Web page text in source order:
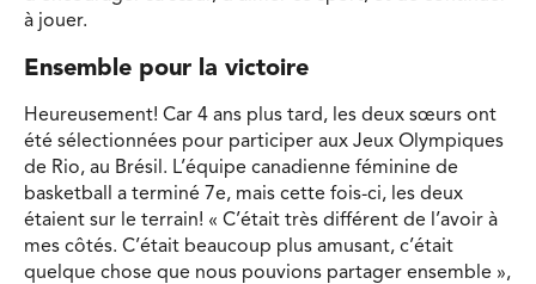
à jouer.
Ensemble pour la victoire
Heureusement! Car 4 ans plus tard, les deux sœurs ont
été sélectionnées pour participer aux Jeux Olympiques
de Rio, au Brésil. L’équipe canadienne féminine de
basketball a terminé 7e, mais cette fois-ci, les deux
étaient sur le terrain! « C’était très différent de l’avoir à
mes côtés. C’était beaucoup plus amusant, c’était
quelque chose que nous pouvions partager ensemble »,